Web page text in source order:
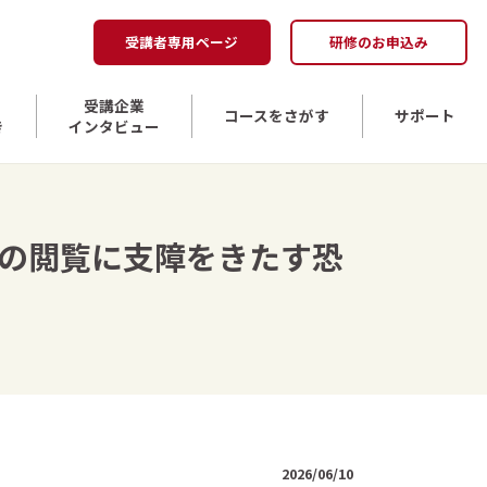
受講企業
インタビュー
コースをさがす サポート
受講者専用ページ 研修のお申込み
閲覧に支障をきたす恐
2026/06/10